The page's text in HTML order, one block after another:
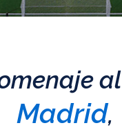
al
Madrid,